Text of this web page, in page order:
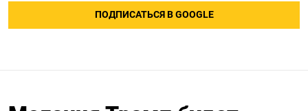
ПОДПИСАТЬСЯ В GOOGLE